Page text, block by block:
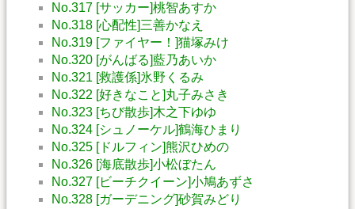
No.317 [サッカー]桃智あすか
No.318 [心配性]三善かなえ
No.319 [ファイヤー！]猫塚みけ
No.320 [がんばる]藍乃あいか
No.321 [救護係]氷野くるみ
No.322 [好きなこと]丸子みさき
No.323 [ちび散歩]木之下ゆゆ
No.324 [シュノーケル]鶴海ひまり
No.325 [ドルフィン]熊沢ひめの
No.326 [海底散歩]小松ぼたん
No.327 [ビーチクイーン]小鳩あずさ
No.328 [ガーデニング]砂賀みどり